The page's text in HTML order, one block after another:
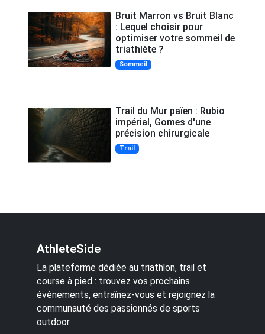
Bruit Marron vs Bruit Blanc
: Lequel choisir pour
optimiser votre sommeil de
triathlète ?
Sommeil
Trail du Mur païen : Rubio
impérial, Gomes d'une
précision chirurgicale
Trail
AthleteSide
La plateforme dédiée au triathlon, trail et
course à pied : trouvez vos prochains
événements, entraînez-vous et rejoignez la
communauté des passionnés de sports
outdoor.